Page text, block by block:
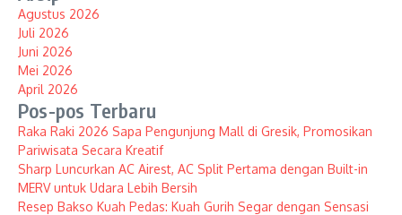
Agustus 2026
Juli 2026
Juni 2026
Mei 2026
April 2026
Pos-pos Terbaru
Raka Raki 2026 Sapa Pengunjung Mall di Gresik, Promosikan
Pariwisata Secara Kreatif
Sharp Luncurkan AC Airest, AC Split Pertama dengan Built-in
MERV untuk Udara Lebih Bersih
Resep Bakso Kuah Pedas: Kuah Gurih Segar dengan Sensasi